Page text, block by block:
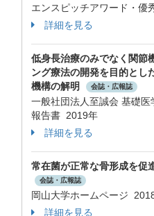
エンスピッチアワード・優
詳細を見る
低身長治療のみでなく関節
ング療法の開発を目的とし
機構の解明
会誌・広報誌
一般社団法人至誠会 基礎
報告書 2019年
詳細を見る
常在菌が正常な骨形成を促
会誌・広報誌
岡山大学ホームページ
詳細を見る